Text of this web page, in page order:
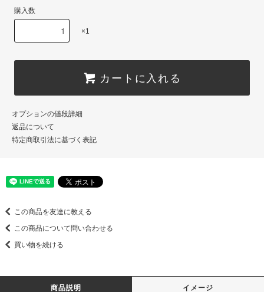
購入数
×1
カートに入れる
オプションの値段詳細
返品について
特定商取引法に基づく表記
この商品を友達に教える
この商品について問い合わせる
買い物を続ける
商品説明 イメージ